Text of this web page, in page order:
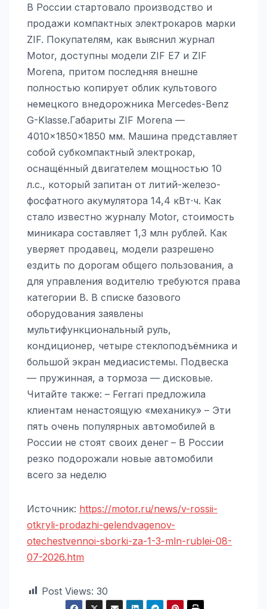
В России стартовало производство и
продажи компактных электрокаров марки
ZIF. Покупателям, как выяснил журнал
Motor, доступны модели ZIF E7 и ZIF
Morena, притом последняя внешне
полностью копирует облик культового
немецкого внедорожника Mercedes-Benz
G-Klasse.Габариты ZIF Morena —
4010×1850×1850 мм. Машина представляет
собой субкомпактный электрокар,
оснащённый двигателем мощностью 10
л.с., который запитан от литий-железо-
фосфатного акумулятора 14,4 кВт·ч. Как
стало известно журналу Motor, стоимость
миникара составляет 1,3 млн рублей. Как
уверяет продавец, модели разрешено
ездить по дорогам общего пользования, а
для управления водителю требуются права
категории B. В списке базового
оборудования заявлены
мультифункциональный руль,
кондиционер, четыре стеклоподъёмника и
большой экран медиасистемы. Подвеска
— пружинная, а тормоза — дисковые.
Читайте также: – Ferrari предложила
клиентам ненастоящую «механику» – Эти
пять очень популярных автомобилей в
России не стоят своих денег – В России
резко подорожали новые автомобили
всего за неделю
Источник: https://motor.ru/news/v-rossii-
otkryli-prodazhi-gelendvagenov-
otechestvennoi-sborki-za-1-3-mln-rublei-08-
07-2026.htm
Post Views: 30